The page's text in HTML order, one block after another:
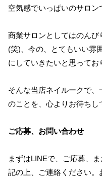
空気感でいっぱいのサロン
商業サロンとしてはのん
(笑)、今の、とてもいい雰
にしていきたいと思ってお
そんな当店ネイルークで
のことを、心よりお待ちし
ご応募、お問い合わせ
まずはLINEで、ご応募、
記の上、ご連絡ください